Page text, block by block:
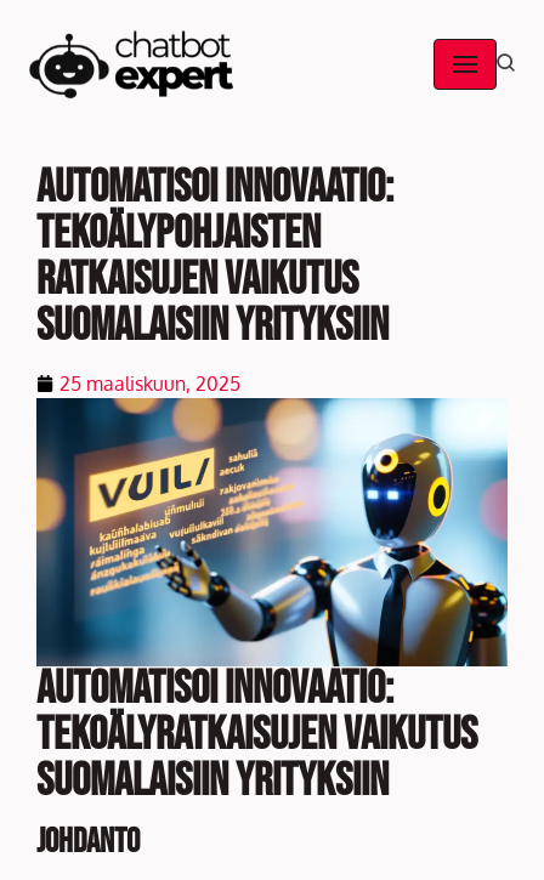
Skip
Automatisoi innovaatio:
tekoälypohjaisten
ratkaisujen vaikutus
suomalaisiin yrityksiin
25 maaliskuun, 2025
Automatisoi Innovaatio:
Tekoälyratkaisujen Vaikutus
Suomalaisiin Yrityksiin
Johdanto